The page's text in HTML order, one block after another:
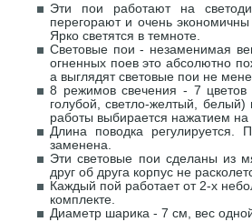
Эти пои работают на
перегорают и очень
Ярко светятся в темноте.
Световые пои - незаменимая
огненных поев это абсолютно
а выглядят световые пои не
8 режимов свечения - 7
голубой, светло-желтый,
работы выбирается нажатием на
Длина поводка регулируется.
заменена.
Эти световые пои сделаны из
друг об друга корпус не
Каждый пой работает от 2-х
комплекте.
Диаметр шарика - 7 см, вес